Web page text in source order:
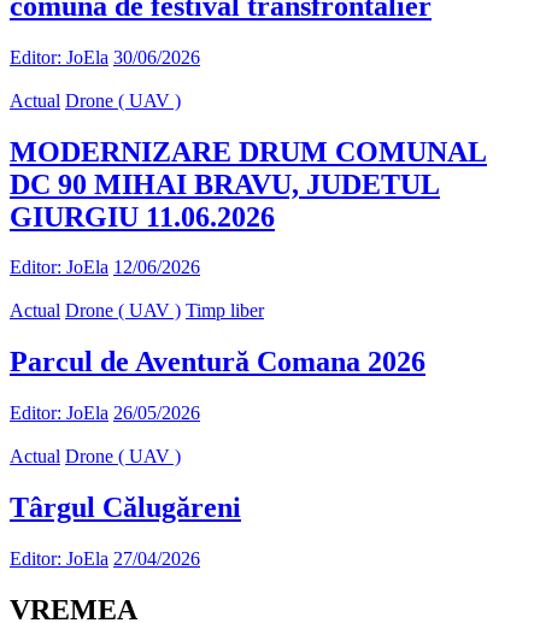
Editor: JoEla 30/06/2026
Actual Drone ( UAV )
MODERNIZARE DRUM COMUNAL
DC 90 MIHAI BRAVU, JUDETUL
GIURGIU 11.06.2026
Editor: JoEla 12/06/2026
Actual Drone ( UAV ) Timp liber
Parcul de Aventură Comana 2026
Editor: JoEla 26/05/2026
Actual Drone ( UAV )
Târgul Călugăreni
Editor: JoEla 27/04/2026
VREMEA